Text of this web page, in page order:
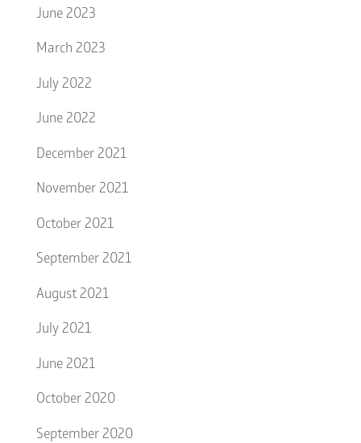
June 2023
March 2023
July 2022
June 2022
December 2021
November 2021
October 2021
September 2021
August 2021
July 2021
June 2021
October 2020
September 2020